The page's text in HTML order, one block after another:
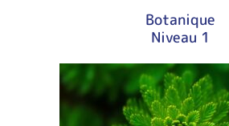
Botanique
Niveau 1